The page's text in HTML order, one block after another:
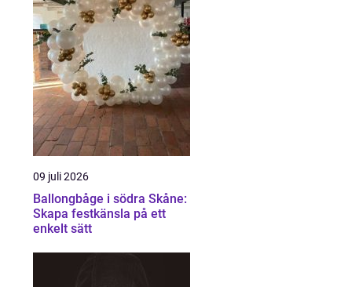
09 juli 2026
Ballongbåge i södra Skåne:
Skapa festkänsla på ett
enkelt sätt